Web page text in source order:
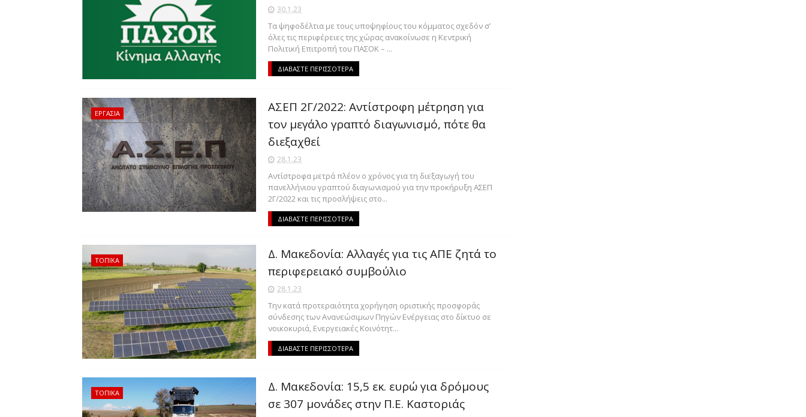
30.1.23
Τα ψηφοδέλτια με τους υποψηφίους του κόμματος σχεδόν σ’
όλες τις περιφέρειες της χώρας ανακοίνωσε η Κεντρική
Πολιτική Επιτροπή του ΠΑΣΟΚ – ...
ΔΙΑΒΑΣΤΕ ΠΕΡΙΣΣΟΤΕΡΑ
ΕΡΓΑΣΙΑ
ΑΣΕΠ 2Γ/2022: Αντίστροφη μέτρηση για
τον μεγάλο γραπτό διαγωνισμό, πότε θα
διεξαχθεί
28.1.23
Αντίστροφα μετρά πλέον ο χρόνος για τη διεξαγωγή του
πανελλήνιου γραπτού διαγωνισμού για την προκήρυξη ΑΣΕΠ
2Γ/2022 και τις προσλήψεις στο...
ΔΙΑΒΑΣΤΕ ΠΕΡΙΣΣΟΤΕΡΑ
ΤΟΠΙΚΑ
Δ. Μακεδονία: Αλλαγές για τις ΑΠΕ ζητά το
περιφερειακό συμβούλιο
28.1.23
Την κατά προτεραιότητα χορήγηση οριστικής προσφοράς
σύνδεσης των Ανανεώσιμων Πηγών Ενέργειας στο δίκτυο σε
νοικοκυριά, Ενεργειακές Κοινότητ...
ΔΙΑΒΑΣΤΕ ΠΕΡΙΣΣΟΤΕΡΑ
ΤΟΠΙΚΑ
Δ. Μακεδονία: 15,5 εκ. ευρώ για δρόμους
σε 307 μονάδες στην Π.Ε. Καστοριάς